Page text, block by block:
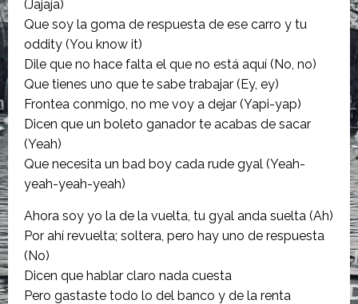
(Jajaja)
Que soy la goma de respuesta de ese carro y tu
oddity (You know it)
Dile que no hace falta el que no está aquí (No, no)
Que tienes uno que te sabe trabajar (Ey, ey)
Frontea conmigo, no me voy a dejar (Yapi-yap)
Dicen que un boleto ganador te acabas de sacar
(Yeah)
Que necesita un bad boy cada rude gyal (Yeah-
yeah-yeah-yeah)
Ahora soy yo la de la vuelta, tu gyal anda suelta (Ah)
Por ahí revuelta; soltera, pero hay uno de respuesta
(No)
Dicen que hablar claro nada cuesta
Pero gastaste todo lo del banco y de la renta